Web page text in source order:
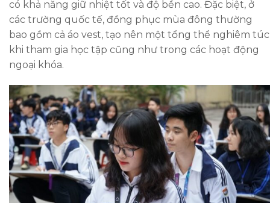
có khả năng giữ nhiệt tốt và độ bền cao. Đặc biệt, ở
các trường quốc tế, đồng phục mùa đông thường
bao gồm cả áo vest, tạo nên một tổng thể nghiêm túc
khi tham gia học tập cũng như trong các hoạt động
ngoại khóa.